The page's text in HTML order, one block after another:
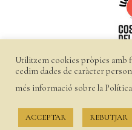
cookies|
Utilitzem cookies pròpies amb
cedim dades de caràcter
més informació sobre la
ACCEPTAR REBUTJAR